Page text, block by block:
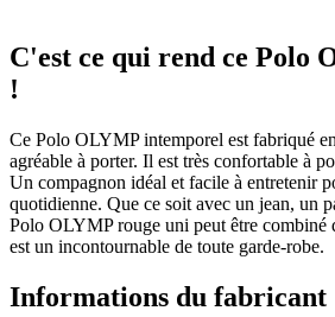
C'est ce qui rend ce Polo
!
Ce Polo OLYMP intemporel est fabriqué
agréable à porter. Il est très confortable à
Un compagnon idéal et facile à entretenir
quotidienne. Que ce soit avec un jean, un
Polo OLYMP rouge uni peut être combiné
est un incontournable de toute garde-robe.
Informations du fabricant